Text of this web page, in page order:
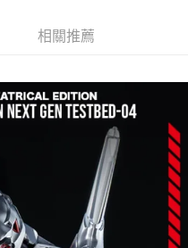
（以下簡稱本公司）所提供，讓
務，並由商店將買賣／分期付款
司帳單繳交帳款。
約關係目的，商店將以您的個人
大哥大進項蒐集、處理及利用，
確認、核對及更正。
https://oppay.tw/userRule
費
運費
運費
相關推薦